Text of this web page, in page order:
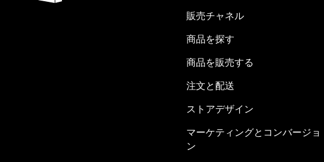
販売チャネル
商品を探す
商品を販売する
注文と配送
ストアデザイン
マーケティングとコンバージョ
ン